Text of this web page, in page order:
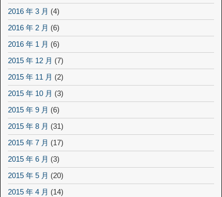
2016 年 3 月 (4)
2016 年 2 月 (6)
2016 年 1 月 (6)
2015 年 12 月 (7)
2015 年 11 月 (2)
2015 年 10 月 (3)
2015 年 9 月 (6)
2015 年 8 月 (31)
2015 年 7 月 (17)
2015 年 6 月 (3)
2015 年 5 月 (20)
2015 年 4 月 (14)